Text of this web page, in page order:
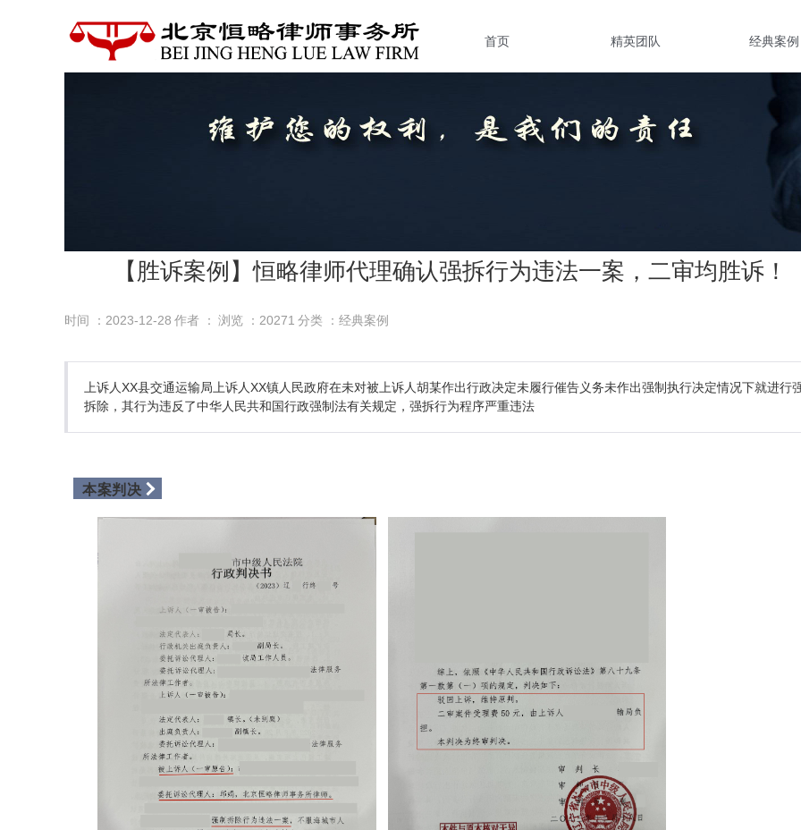
首页 精英团队 经典案例
【胜诉案例】恒略律师代理确认强拆行为违法一案，二审均胜诉！
时间 ：2023-12-28 作者 ： 浏览 ： 20271 分类 ：经典案例
上诉人XX县交通运输局上诉人XX镇人民政府在未对被上诉人胡某作出行政决定未履行催告义务未作出强制执行决定情况下就进行
拆除，其行为违反了中华人民共和国行政强制法有关规定，强拆行为程序严重违法
本案判决